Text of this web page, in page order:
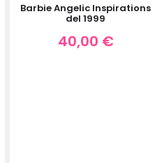
Barbie Angelic Inspirations
del 1999
40,00 €